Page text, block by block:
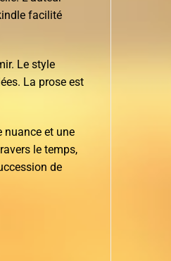
facilité
Le style
La prose est
nuance et une
le temps,
de